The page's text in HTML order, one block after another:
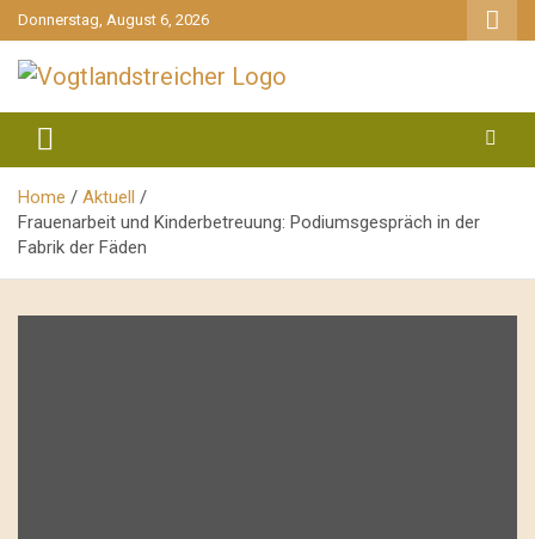
gehe
zum
Inhalt
Donnerstag, August 6, 2026
Vogtlandstreicher
Home
Aktuell
Frauenarbeit und Kinderbetreuung: Podiumsgespräch in der
Fabrik der Fäden